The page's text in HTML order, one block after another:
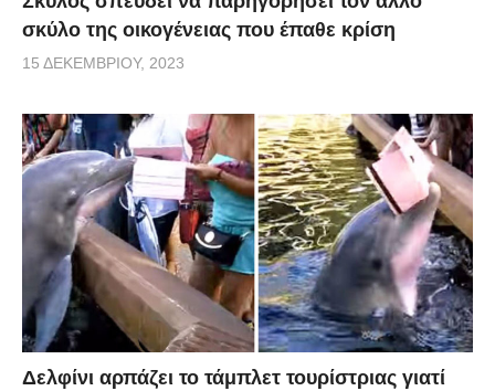
σκύλο της οικογένειας που έπαθε κρίση
15 ΔΕΚΕΜΒΡΊΟΥ, 2023
Δελφίνι αρπάζει το τάμπλετ τουρίστριας γιατί